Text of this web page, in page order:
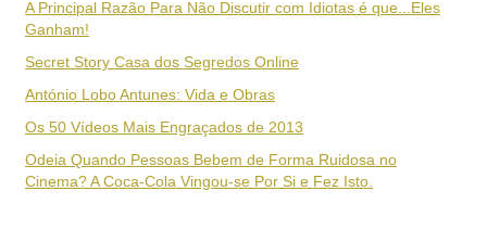
A Principal Razão Para Não Discutir com Idiotas é que...Eles
Ganham!
Secret Story Casa dos Segredos Online
António Lobo Antunes: Vida e Obras
Os 50 Vídeos Mais Engraçados de 2013
Odeia Quando Pessoas Bebem de Forma Ruidosa no
Cinema? A Coca-Cola Vingou-se Por Si e Fez Isto.